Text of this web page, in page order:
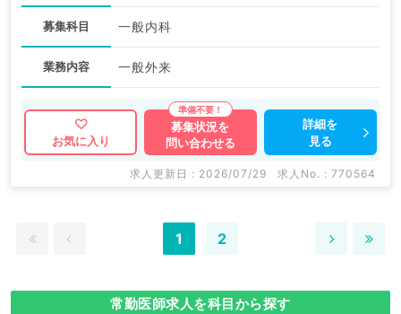
募集科目 一般内科
業務内容 一般外来
お気に入り
募集状況を
問い合わせる
詳細を
見る
求人更新日 : 2026/07/29 求人No. : 770564
1 2
常勤医師求人を科目から探す